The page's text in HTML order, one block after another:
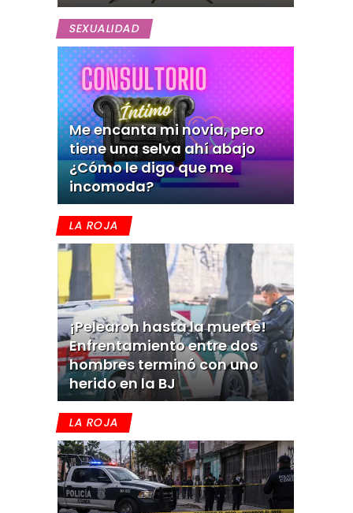
SEXUALIDAD
Me encanta mi novia, pero
tiene una selva ahí abajo
¿Cómo le digo que me
incomoda?
LA ROJA
¡Pelearon hasta la muerte!
Enfrentamiento entre dos
hombres terminó con uno
herido en la BJ
LA ROJA